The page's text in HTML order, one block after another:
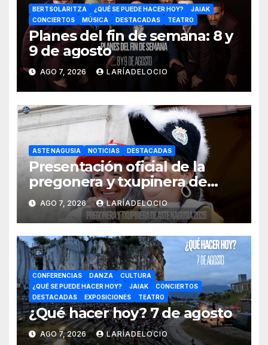
BERTSOLARITZA ¿QUÉ SE PUEDE HACER HOY?
JAIAK
CONCIERTOS
MÚSICA DESTACADAS TEATRO
Planes del fin de semana: 8 y
9 de agosto
AGO 7, 2026 LARÍADELOCIO
ASTE NAGUSIA NOTICIAS DESTACADAS
Presentación oficial de la
pregonera y txupinera de
Aste Nagusia 2026
AGO 7, 2026 LARÍADELOCIO
CONFERENCIAS DANZA
CULTURA
¿QUÉ SE PUEDE HACER HOY?
JAIAK
CONCIERTOS
DESTACADAS
EXPOSICIONES TEATRO
¿Qué hacer hoy? 7 de agosto
AGO 7, 2026 LARÍADELOCIO